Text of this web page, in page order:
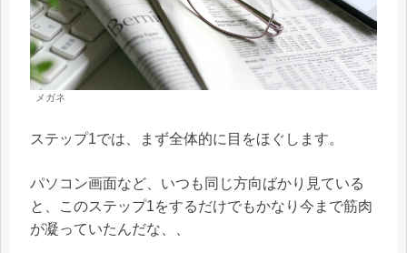
メガネ
ステップ1では、まず全体的に目をほぐします。
パソコン画面など、いつも同じ方向ばかり見ている
と、このステップ1をするだけでもかなり今まで筋肉
が凝っていたんだな、、